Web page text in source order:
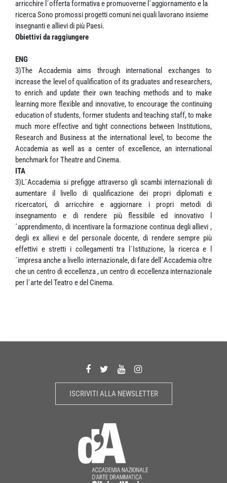
arricchire l´offerta formativa e promuoverne l´aggiornamento e la
ricerca Sono promossi progetti comuni nei quali lavorano insieme
insegnanti e allievi di più Paesi.
Obiettivi da raggiungere
ENG
3)The Accademia aims through international exchanges to
increase the level of qualification of its graduates and researchers,
to enrich and update their own teaching methods and to make
learning more flexible and innovative, to encourage the continuing
education of students, former students and teaching staff, to make
much more effective and tight connections between Institutions,
Research and Business at the international level, to become the
Accademia as well as a center of excellence, an international
benchmark for Theatre and Cinema.
ITA
3)L´Accademia si prefigge attraverso gli scambi internazionali di
aumentare il livello di qualificazione dei propri diplomati e
ricercatori, di arricchire e aggiornare i propri metodi di
insegnamento e di rendere più flessibile ed innovativo l
´apprendimento, di incentivare la formazione continua degli allievi ,
degli ex allievi e del personale docente, di rendere sempre più
effettivi e stretti i collegamenti tra l´Istituzione, la ricerca e l
´impresa anche a livello internazionale, di fare dell´Accademia oltre
che un centro di eccellenza , un centro di eccellenza internazionale
per l´arte del Teatro e del Cinema.
ISCRIVITI ALLA NEWSLETTER